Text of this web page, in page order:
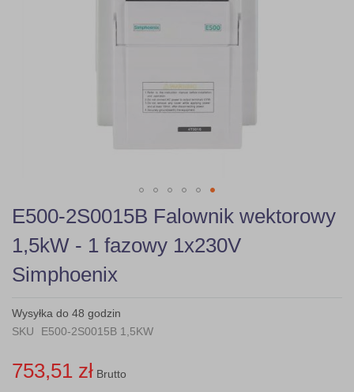
Skip
to
the
beginning
of
the
gallery
E500-2S0015B Falownik wektorowy
1,5kW - 1 fazowy 1x230V
Simphoenix
Wysyłka do 48 godzin
SKU
E500-2S0015B 1,5KW
753,51 zł Brutto